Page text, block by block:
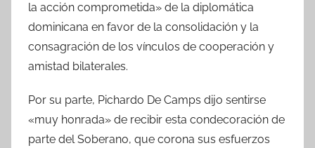
la acción comprometida» de la diplomática
dominicana en favor de la consolidación y la
consagración de los vínculos de cooperación y
amistad bilaterales.
Por su parte, Pichardo De Camps dijo sentirse
«muy honrada» de recibir esta condecoración de
parte del Soberano, que corona sus esfuerzos